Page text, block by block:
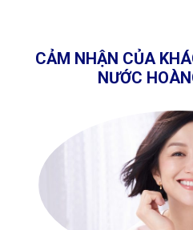
CẢM NHẬN CỦA
NƯỚC